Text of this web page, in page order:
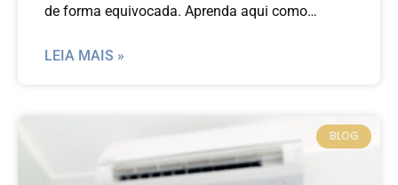
de forma equivocada. Aprenda aqui como
o seu filho.
LEIA MAIS »
BLOG